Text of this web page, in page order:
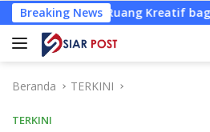
Langsung
ke
konten
Breaking News
Ruang Kreatif bagi Generasi Muda
Beranda TERKINI
TERKINI